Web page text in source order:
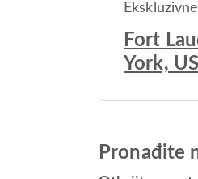
Fort
York,
Pronađite